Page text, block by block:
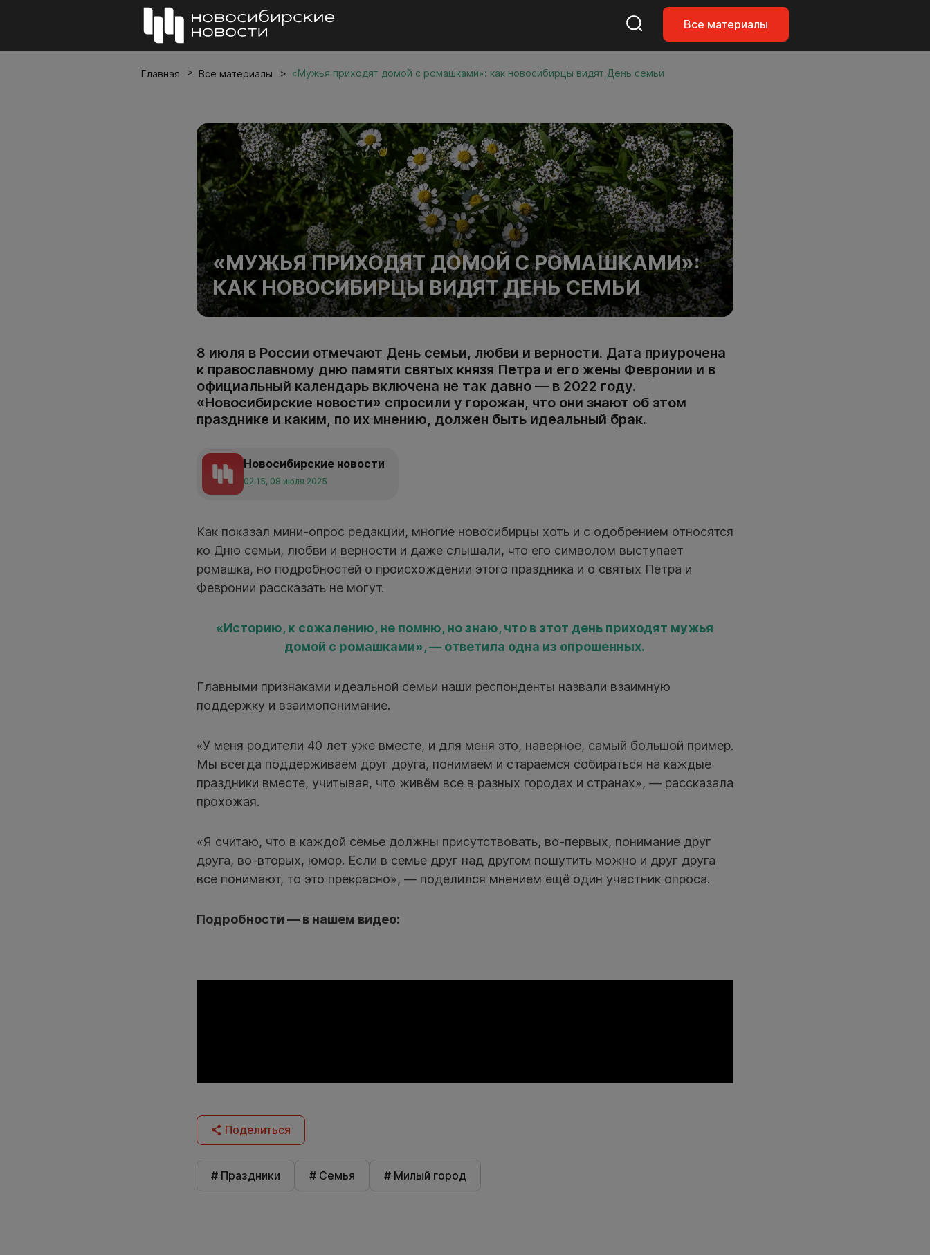
Все материалы
Главная Все материалы «Мужья приходят домой с ромашками»: как новосибирцы видят День семьи
«МУЖЬЯ ПРИХОДЯТ ДОМОЙ С РОМАШКАМИ»:
КАК НОВОСИБИРЦЫ ВИДЯТ ДЕНЬ СЕМЬИ
8 июля в России отмечают День семьи, любви и верности. Дата приурочена
к православному дню памяти святых князя Петра и его жены Февронии и в
официальный календарь включена не так давно — в 2022 году.
«Новосибирские новости» спросили у горожан, что они знают об этом
празднике и каким, по их мнению, должен быть идеальный брак.
Новосибирские новости
02:15, 08 июля 2025
Как показал мини-опрос редакции, многие новосибирцы хоть и с одобрением относятся
ко Дню семьи, любви и верности и даже слышали, что его символом выступает
ромашка, но подробностей о происхождении этого праздника и о святых Петра и
Февронии рассказать не могут.
«Историю, к сожалению, не помню, но знаю, что в этот день приходят мужья
домой с ромашками», — ответила одна из опрошенных.
Главными признаками идеальной семьи наши респонденты назвали взаимную
поддержку и взаимопонимание.
«У меня родители 40 лет уже вместе, и для меня это, наверное, самый большой пример.
Мы всегда поддерживаем друг друга, понимаем и стараемся собираться на каждые
праздники вместе, учитывая, что живём все в разных городах и странах», — рассказала
прохожая.
«Я считаю, что в каждой семье должны присутствовать, во-первых, понимание друг
друга, во-вторых, юмор. Если в семье друг над другом пошутить можно и друг друга
все понимают, то это прекрасно», — поделился мнением ещё один участник опроса.
Подробности — в нашем видео:
Поделиться
# Праздники # Семья # Милый город